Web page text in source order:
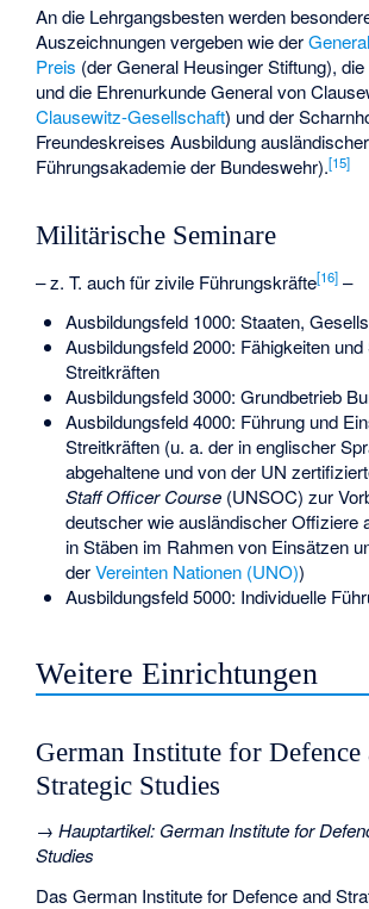
An die Lehrgangsbesten werden
Auszeichnungen vergeben wie der
Preis (der General Heusinger Stiftung),
und die Ehrenurkunde General von
Clausewitz-Gesellschaft) und der
Freundeskreises Ausbildung
Führungsakademie der Bundeswehr).[15]
Militärische Seminare
– z. T. auch für zivile Führungskräfte[16] –
Ausbildungsfeld 1000: Staaten,
Ausbildungsfeld 2000: Fähigkeiten
Streitkräften
Ausbildungsfeld 3000: Grundbetrieb
Ausbildungsfeld 4000: Führung und
Streitkräften (u. a. der in englischer
abgehaltene und von der UN
Staff Officer Course(UNSOC) zur
deutscher wie ausländischer Offiziere
in Stäben im Rahmen von Einsätzen
derVereinten Nationen (UNO))
Ausbildungsfeld 5000: Individuelle
Weitere Einrichtungen
German Institute for Defence
Strategic Studies
→Hauptartikel: German Institute for
Studies
Das German Institute for Defence and